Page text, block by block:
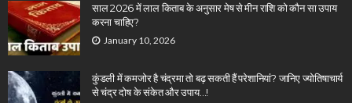
साल 2026 में लाल किताब के अनुसार मेष से मीन राशि को कौन सा उपाय
करना चाहिए?
January 10, 2026
कुंडली में कमजोर है चंद्रमा तो बढ़ सकती हैं परेशानियां? जानिए ज्योतिषाचार्य
से चंद्र दोष के संकेत और उपाय…!